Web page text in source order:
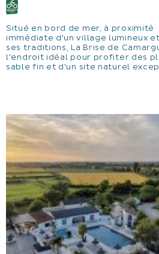
Situé en bord de mer, à proximité
immédiate d'un village lumineux
ses traditions, La Brise de
l'endroit idéal pour profiter des
sable fin et d'un site naturel